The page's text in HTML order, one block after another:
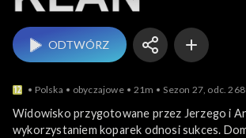
ODTWÓRZ
Polska obyczajowe 21m Sezon 27, odc.
Widowisko przygotowane przez Jerzego i
wykorzystaniem koparek odnosi sukces.